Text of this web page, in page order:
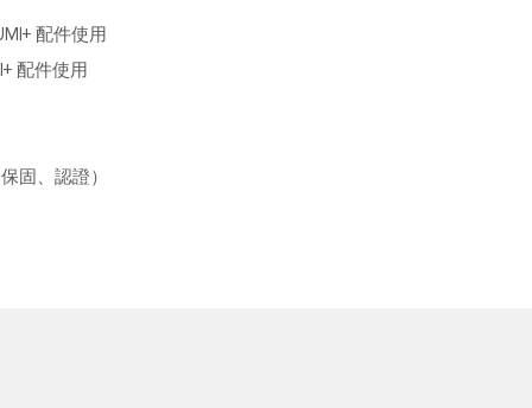
配件使用
配件使用
固、認證）